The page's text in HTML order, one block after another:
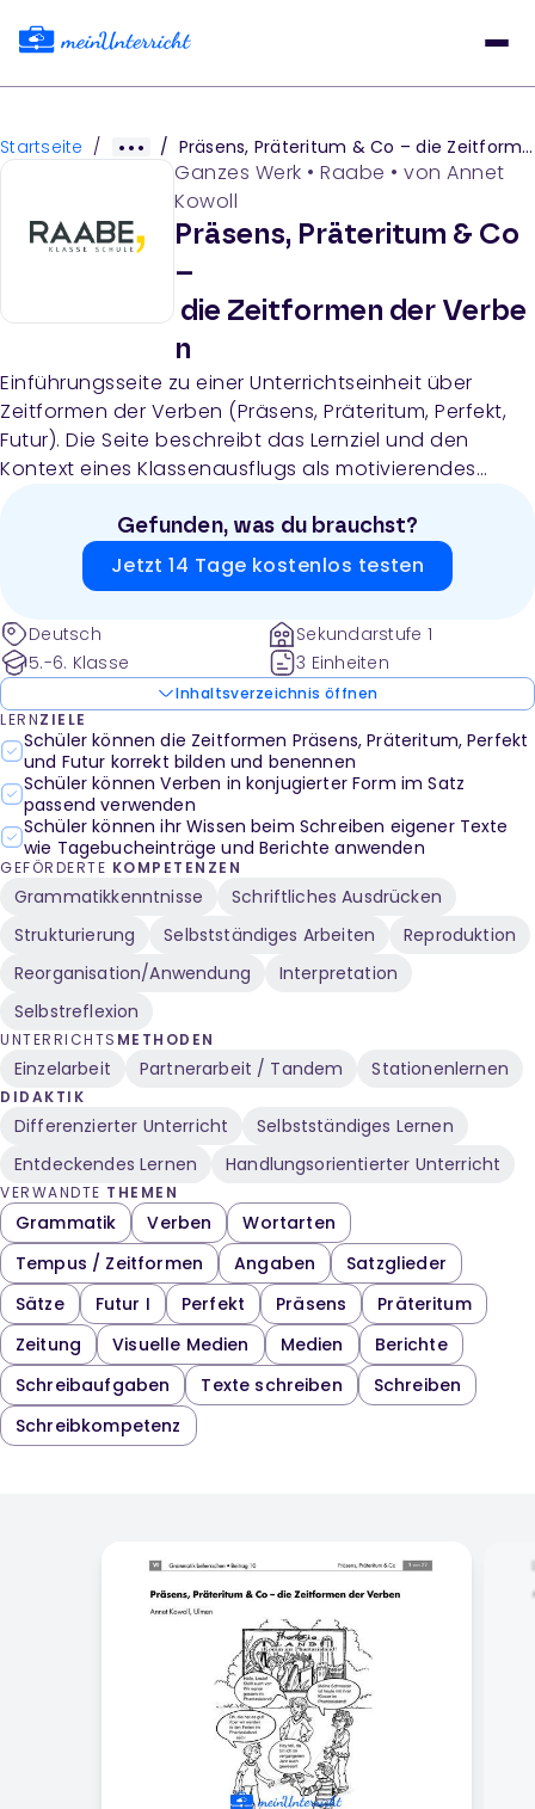
Startseite / / Präsens, Präteritum & Co – die Zeitformen der Verben
Ganzes Werk • Raabe • von Annet
Kowoll
Präsens, Präteritum & Co
–
die Zeitformen der Verbe
n
Einführungsseite zu einer Unterrichtseinheit über
Zeitformen der Verben (Präsens, Präteritum, Perfekt,
Futur). Die Seite beschreibt das Lernziel und den
Kontext eines Klassenausflugs als motivierendes
Tempusformen in authentischen Schreibsituationen.
Gefunden, was du brauchst?
Jetzt 14 Tage kostenlos testen
Deutsch
5.-6. Klasse
Sekundarstufe 1
3 Einheiten
Inhaltsverzeichnis öffnen
LERNZIELE
Schüler können die Zeitformen Präsens, Präteritum, Perfekt
und Futur korrekt bilden und benennen
Schüler können Verben in konjugierter Form im Satz
passend verwenden
Schüler können ihr Wissen beim Schreiben eigener Texte
wie Tagebucheinträge und Berichte anwenden
GEFÖRDERTE KOMPETENZEN
Grammatikkenntnisse
Schriftliches Ausdrücken
Strukturierung
Selbstständiges Arbeiten
Reproduktion
Reorganisation/Anwendung
Interpretation
Selbstreflexion
UNTERRICHTS METHODEN
Einzelarbeit Partnerarbeit / Tandem Stationenlernen
DIDAKTIK
Differenzierter Unterricht
Selbstständiges Lernen
Entdeckendes Lernen
Handlungsorientierter Unterricht
VERWANDTE THEMEN
Grammatik Verben
Wortarten
Tempus / Zeitformen
Angaben
Satzglieder
Sätze
Futur I Perfekt Präsens
Präteritum
Zeitung
Visuelle Medien Medien
Berichte
Schreibaufgaben
Texte schreiben
Schreiben
Schreibkompetenz